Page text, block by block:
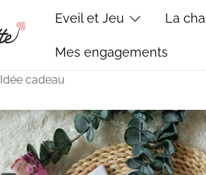
Eveil et Jeu La
Mes engagements
Idée cadeau